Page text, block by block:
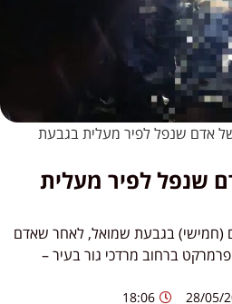
אדם שנפל לפיר מעלית בגבעת
שנפל לפיר מעלית
(חמישי) בגבעת שמואל, לאחר שאדם
ברחוב מרדכי גור בעיר –
28/05/
18:06